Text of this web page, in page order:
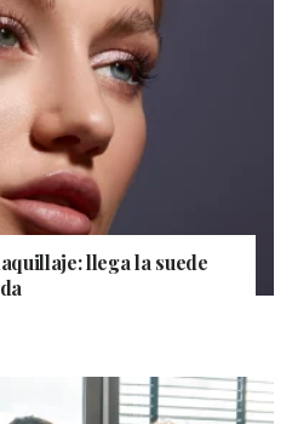
llega la suede